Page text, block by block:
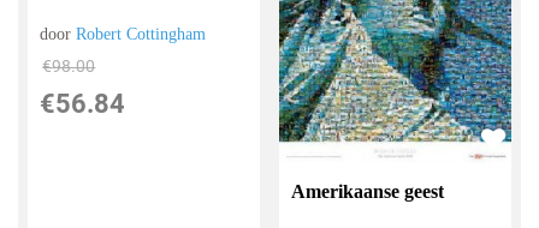
doorRobert Cottingham
€98.00
€56.84
Amerikaanse geest